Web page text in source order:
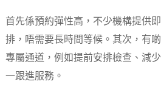
首先係預約彈性高，不少機構提供
排，唔需要長時間等候。其次，有
專屬通道，例如提前安排檢查、減
一跟進服務。